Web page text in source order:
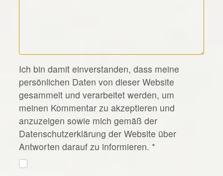
*
Ich bin damit einverstanden, dass meine
persönlichen Daten von dieser Website
gesammelt und verarbeitet werden, um
meinen Kommentar zu akzeptieren und
anzuzeigen sowie mich gemäß der
Datenschutzerklärung der Website über
Antworten darauf zu informieren. *